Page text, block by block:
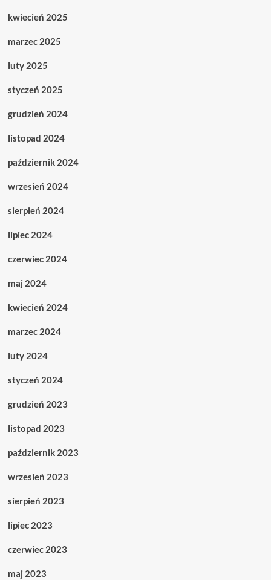
kwiecień 2025
marzec 2025
luty 2025
styczeń 2025
grudzień 2024
listopad 2024
październik 2024
wrzesień 2024
sierpień 2024
lipiec 2024
czerwiec 2024
maj 2024
kwiecień 2024
marzec 2024
luty 2024
styczeń 2024
grudzień 2023
listopad 2023
październik 2023
wrzesień 2023
sierpień 2023
lipiec 2023
czerwiec 2023
maj 2023